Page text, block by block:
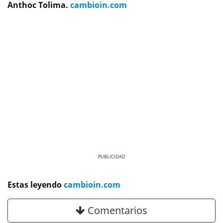
Anthoc Tolima. cambioin.com
Estas leyendocambioin.com
Comentarios